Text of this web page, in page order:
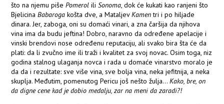
što na njemu pišePomerol iliSonoma , dok će kukati kao ranjeni što
BjelicinaBabaroga košta dve, a MataljevKamentri i po hiljade
dinara. Jer, zaboga, oni su domaći vinari, a zna čaršija da njihova
vina ima da budu jeftina! Dobro, naravno da određene apelacije i
vinski brendovi nose određenu reputaciju, ali svako bira šta će da
plati: da li zvučno ime ili traži i kvalitet za svoj novac. Osim toga, niz
godina stalnog ulaganja novca i rada u domaće vinarstvo moralo je
da da i rezultate: sve više vina, sve bolja vina, neka jefitnija, a neka
skuplja. Međutim, pomenutog Pericu još nešto žulja...Kako, bre, on
da digne cene kad je dobio medalju, zar na meni da zaradi?!